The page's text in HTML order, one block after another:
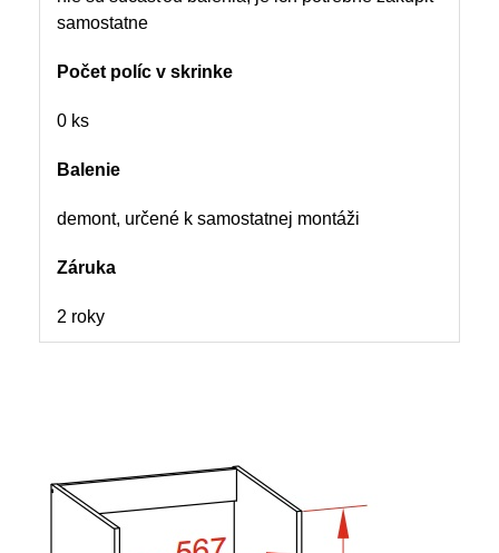
samostatne
Počet políc v skrinke
0 ks
Balenie
demont, určené k samostatnej montáži
Záruka
2 roky